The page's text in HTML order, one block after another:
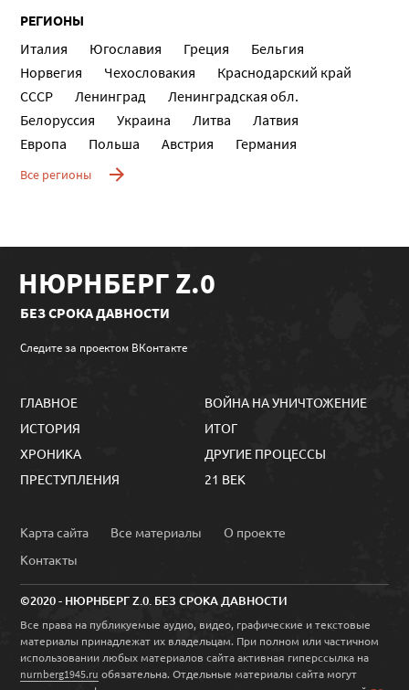
РЕГИОНЫ
Италия Югославия Греция
Бельгия
Норвегия
Чехословакия
Краснодарский край
СССР
Ленинград
Ленинградская обл.
Белоруссия
Украина Литва
Латвия
Европа
Польша Австрия Германия
Все регионы
НЮРНБЕРГ Z.0
БЕЗ СРОКА ДАВНОСТИ
Следите за проектом ВКонтакте
ГЛАВНОЕ
ИСТОРИЯ
ХРОНИКА
ПРЕСТУПЛЕНИЯ
ВОЙНА НА УНИЧТОЖЕНИЕ
ИТОГ
ДРУГИЕ ПРОЦЕССЫ
21 ВЕК
Карта сайта Все материалы
О проекте
Контакты
©2020 - НЮРНБЕРГ Z.0. БЕЗ СРОКА ДАВНОСТИ
Все права на публикуемые аудио, видео, графические и текстовые
материалы принадлежат их владельцам. При полном или частичном
использовании любых материалов сайта активная гиперссылка на
nurnberg1945.ru обязательна. Отдельные материалы сайта могут